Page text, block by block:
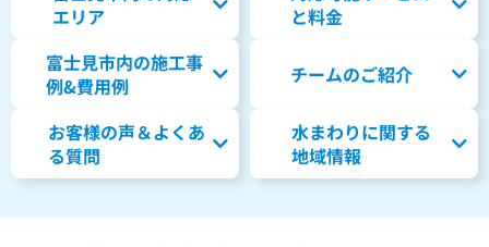
エリア
と料金
富士見市内の施工事
例&費用例
チームのご紹介
お客様の声＆よくあ
る質問
水まわりに関する
地域情報